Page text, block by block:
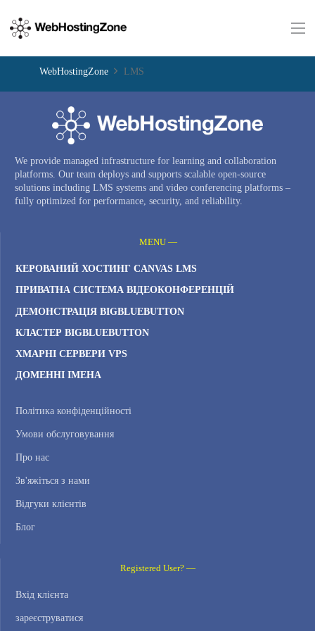
WebHostingZone LMS
We provide managed infrastructure for learning and collaboration
platforms. Our team deploys and supports scalable open-source
solutions including LMS systems and video conferencing platforms –
fully optimized for performance, security, and reliability.
MENU —
КЕРОВАНИЙ ХОСТИНГ CANVAS LMS
ПРИВАТНА СИСТЕМА ВІДЕОКОНФЕРЕНЦІЙ
ДЕМОНСТРАЦІЯ BIGBLUEBUTTON
КЛАСТЕР BIGBLUEBUTTON
ХМАРНІ СЕРВЕРИ VPS
ДОМЕННІ ІМЕНА
Політика конфіденційності
Умови обслуговування
Про нас
Зв'яжіться з нами
Відгуки клієнтів
Блог
Registered User? —
Вхід клієнта
зареєструватися